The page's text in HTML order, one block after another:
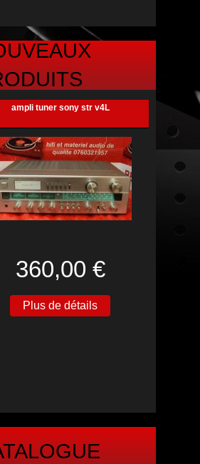
ampli tuner sony str v4L
360,00 €
Plus de détails